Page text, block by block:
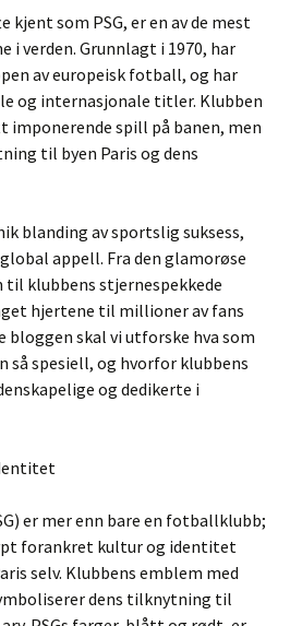
kjent som PSG, er en av de mest
i verden. Grunnlagt i 1970, har
av europeisk fotball, og har
og internasjonale titler. Klubben
imponerende spill på banen, men
til byen Paris og dens
blanding av sportslig suksess,
appell. Fra den glamorøse
til klubbens stjernespekkede
hjertene til millioner av fans
bloggen skal vi utforske hva som
så spesiell, og hvorfor klubbens
og dedikerte i
er mer enn bare en fotballklubb;
forankret kultur og identitet
selv. Klubbens emblem med
dens tilknytning til